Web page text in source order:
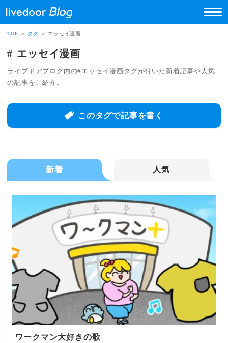
TOP ＞ タグ ＞ エッセイ漫画
エッセイ漫画
ライブドアブログ内の#エッセイ漫画タグが付いた新着記事や人気
の記事をご紹介。
このタグで記事を書く
新着 人気
ワークマン大好きの歌